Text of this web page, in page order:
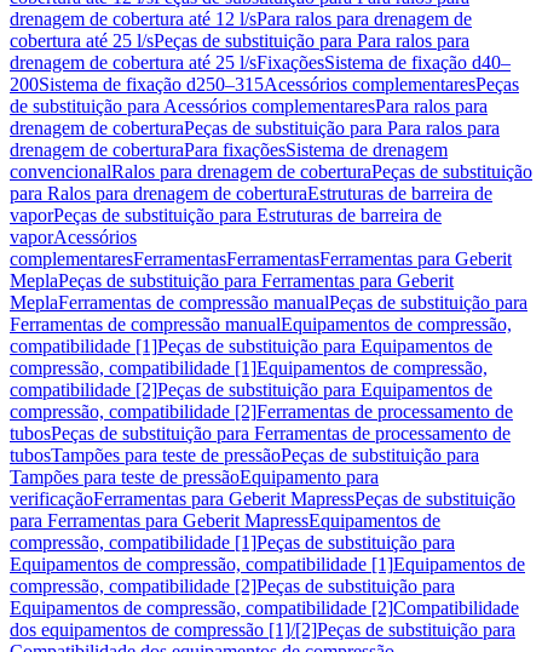
drenagem de cobertura até 12 l/sPara ralos para drenagem de
cobertura até 25 l/sPeças de substituição para Para ralos para
drenagem de cobertura até 25 l/sFixaçõesSistema de fixação d40–
200Sistema de fixação d250–315Acessórios complementaresPeças
de substituição para Acessórios complementaresPara ralos para
drenagem de coberturaPeças de substituição para Para ralos para
drenagem de coberturaPara fixaçõesSistema de drenagem
convencionalRalos para drenagem de coberturaPeças de substituição
para Ralos para drenagem de coberturaEstruturas de barreira de
vaporPeças de substituição para Estruturas de barreira de
vaporAcessórios
complementaresFerramentasFerramentasFerramentas para Geberit
MeplaPeças de substituição para Ferramentas para Geberit
MeplaFerramentas de compressão manualPeças de substituição para
Ferramentas de compressão manualEquipamentos de compressão,
compatibilidade [1]Peças de substituição para Equipamentos de
compressão, compatibilidade [1]Equipamentos de compressão,
compatibilidade [2]Peças de substituição para Equipamentos de
compressão, compatibilidade [2]Ferramentas de processamento de
tubosPeças de substituição para Ferramentas de processamento de
tubosTampões para teste de pressãoPeças de substituição para
Tampões para teste de pressãoEquipamento para
verificaçãoFerramentas para Geberit MapressPeças de substituição
para Ferramentas para Geberit MapressEquipamentos de
compressão, compatibilidade [1]Peças de substituição para
Equipamentos de compressão, compatibilidade [1]Equipamentos de
compressão, compatibilidade [2]Peças de substituição para
Equipamentos de compressão, compatibilidade [2]Compatibilidade
dos equipamentos de compressão [1]/[2]Peças de substituição para